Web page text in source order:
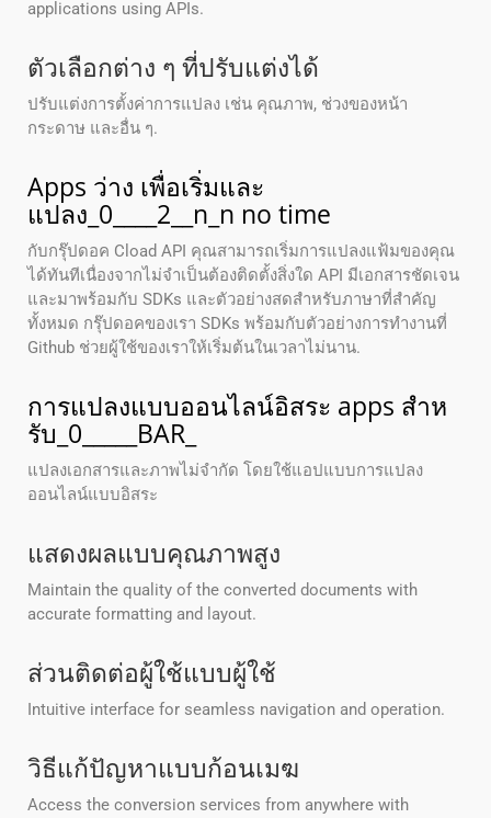
applications using APIs.
ตัวเลือกต่าง ๆ ที่ปรับแต่งได้
ปรับแต่งการตั้งค่าการแปลง เช่น คุณภาพ, ช่วงของหน้า
กระดาษ และอื่น ๆ.
Apps ว่าง เพื่อเริ่มและ
แปลง_0____2__n_n no time
กับกรุ๊ปดอค Cload API คุณสามารถเริ่มการแปลงแฟ้มของคุณ
ได้ทันทีเนื่องจากไม่จําเป็นต้องติดตั้งสิ่งใด API มีเอกสารชัดเจน
และมาพร้อมกับ SDKs และตัวอย่างสดสําหรับภาษาที่สําคัญ
ทั้งหมด กรุ๊ปดอคของเรา SDKs พร้อมกับตัวอย่างการทํางานที่
Github ช่วยผู้ใช้ของเราให้เริ่มต้นในเวลาไม่นาน.
การแปลงแบบออนไลน์อิสระ apps สําห
รับ_0_____BAR_
แปลงเอกสารและภาพไม่จํากัด โดยใช้แอปแบบการแปลง
ออนไลน์แบบอิสระ
แสดงผลแบบคุณภาพสูง
Maintain the quality of the converted documents with
accurate formatting and layout.
ส่วนติดต่อผู้ใช้แบบผู้ใช้
Intuitive interface for seamless navigation and operation.
วิธีแก้ปัญหาแบบก้อนเมฆ
Access the conversion services from anywhere with